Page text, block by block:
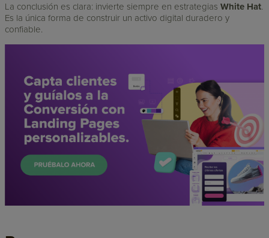
La conclusión es clara: invierte siempre en estrategiasWhite Hat.
Es la única forma de construir un activo digital duradero y
confiable.